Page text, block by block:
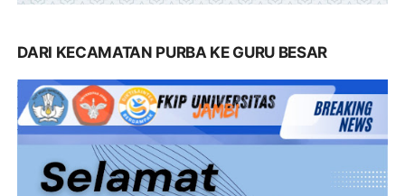
DARI KECAMATAN PURBA KE GURU BESAR